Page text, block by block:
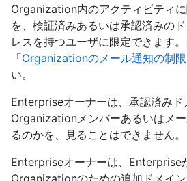
Organization内のアクティビティ
を、検証済みあるいは承認済みの
レスを持つユーザに限定できます。
「Organizationのメール通知の制限
い。
Enterpriseオーナーは、承認済み
Organizationメンバーあるいはメ
るのかを、見ることはできません。
Enterpriseオーナーは、Enterprise